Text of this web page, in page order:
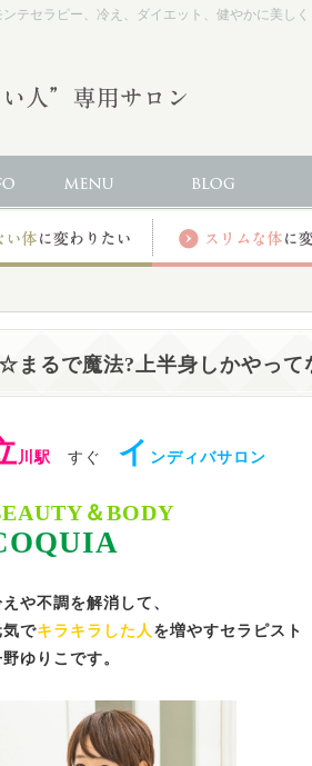
テセラピー、冷え、ダイエット、健やかに美し
まるで魔法?上半身しかやって
川駅 すぐ イ ンディバサロン
＆BODY
や不調を解消して、
気でキラキラした人 を増やすセラピスト
ゆりこです。